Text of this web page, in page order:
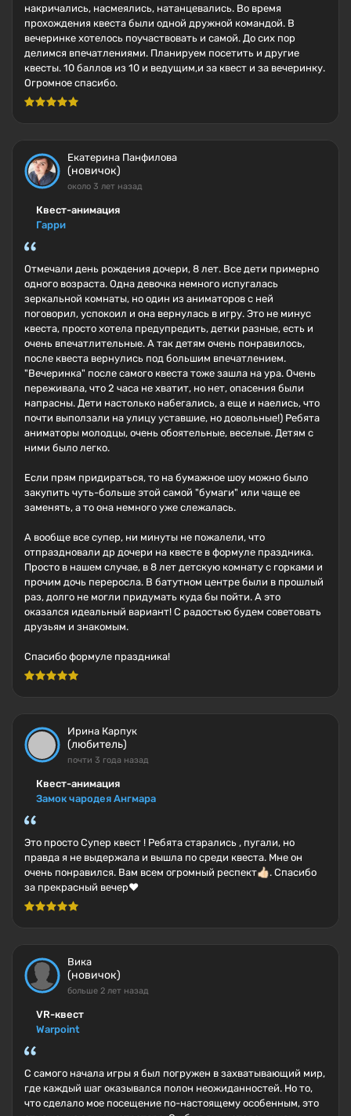
накричались, насмеялись, натанцевались. Во время
прохождения квеста были одной дружной командой. В
вечеринке хотелось поучаствовать и самой. До сих пор
делимся впечатлениями. Планируем посетить и другие
квесты. 10 баллов из 10 и ведущим,и за квест и за вечеринку.
Огромное спасибо.
Екатерина Панфилова
(новичок)
около 3 лет назад
Квест-анимация
Гарри
Отмечали день рождения дочери, 8 лет. Все дети примерно
одного возраста. Одна девочка немного испугалась
зеркальной комнаты, но один из аниматоров с ней
поговорил, успокоил и она вернулась в игру. Это не минус
квеста, просто хотела предупредить, детки разные, есть и
очень впечатлительные. А так детям очень понравилось,
после квеста вернулись под большим впечатлением.
"Вечеринка" после самого квеста тоже зашла на ура. Очень
переживала, что 2 часа не хватит, но нет, опасения были
напрасны. Дети настолько набегались, а еще и наелись, что
почти выползали на улицу уставшие, но довольные!) Ребята
аниматоры молодцы, очень обоятельные, веселые. Детям с
ними было легко.
Если прям придираться, то на бумажное шоу можно было
закупить чуть-больше этой самой "бумаги" или чаще ее
заменять, а то она немного уже слежалась.
А вообще все супер, ни минуты не пожалели, что
отпраздновали др дочери на квесте в формуле праздника.
Просто в нашем случае, в 8 лет детскую комнату с горками и
прочим дочь переросла. В батутном центре были в прошлый
раз, долго не могли придумать куда бы пойти. А это
оказался идеальный вариант! С радостью будем советовать
друзьям и знакомым.
Спасибо формуле праздника!
Ирина Карпук
(любитель)
почти 3 года назад
Квест-анимация
Замок чародея Ангмара
Это просто Супер квест ! Ребята старались , пугали, но
правда я не выдержала и вышла по среди квеста. Мне он
очень понравился. Вам всем огромный респект👍🏻. Спасибо
за прекрасный вечер❤
Вика
(новичок)
больше 2 лет назад
VR-квест
Warpoint
С самого начала игры я был погружен в захватывающий мир,
где каждый шаг оказывался полон неожиданностей. Но то,
что сделало мое посещение по-настоящему особенным, это